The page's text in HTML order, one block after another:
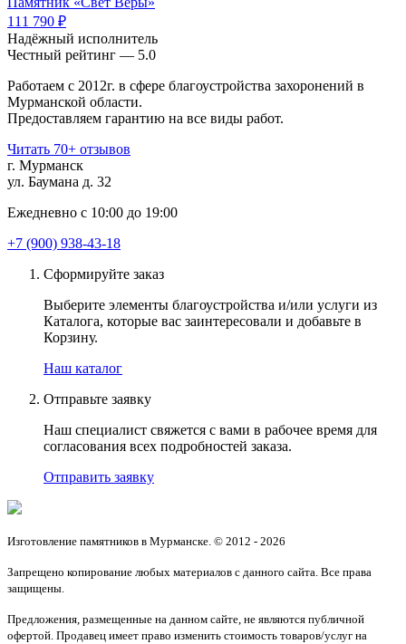
111 790 ₽
Надёжный исполнитель
Чеcтный рейтинг — 5.0
Работаем с 2012г. в сфере благоустройства захоронений в
Мурманской области.
Предоставляем гарантию на все виды работ.
Читать 70+ отзывов
г. Мурманск
ул. Баумана д. 32
Ежедневно с 10:00 до 19:00
+7 (900) 938-43-18
Сформируйте заказ
Выберите элементы благоустройства и/или услуги из
Каталога, которые вас заинтересовали и добавьте в
Корзину.
Наш каталог
Отправьте заявку
Наш специалист свяжется с вами в рабочее время для
согласования всех подробностей заказа.
Отправить заявку
Изготовление памятников в Мурманске. © 2012 - 2026
Запрещено копирование любых материалов с данного сайта. Все права
защищены.
Предложения, размещенные на данном сайте, не являются публичной
офертой. Продавец имеет право изменить стоимость товаров/услуг на